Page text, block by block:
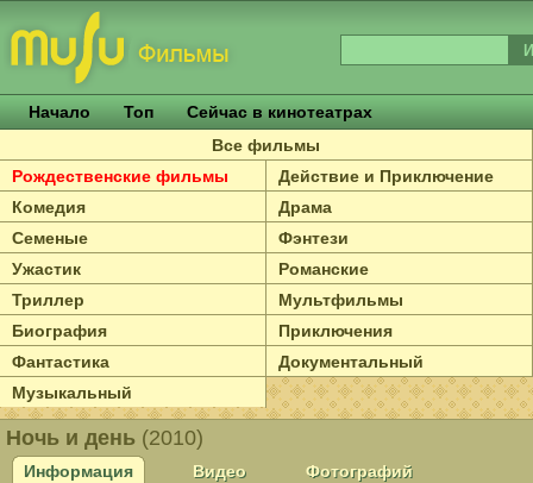
Начало Топ
Сейчас в кинотеатрах
Все фильмы
Рождественские фильмы
Действие и Приключение
Комедия
Драма
Семеные
Фэнтези
Ужастик
Романские
Триллер
Мультфильмы
Биография
Приключения
Фантастика
Документальный
Музыкальный
Ночь и день (2010)
Информация Видео
Фотографий